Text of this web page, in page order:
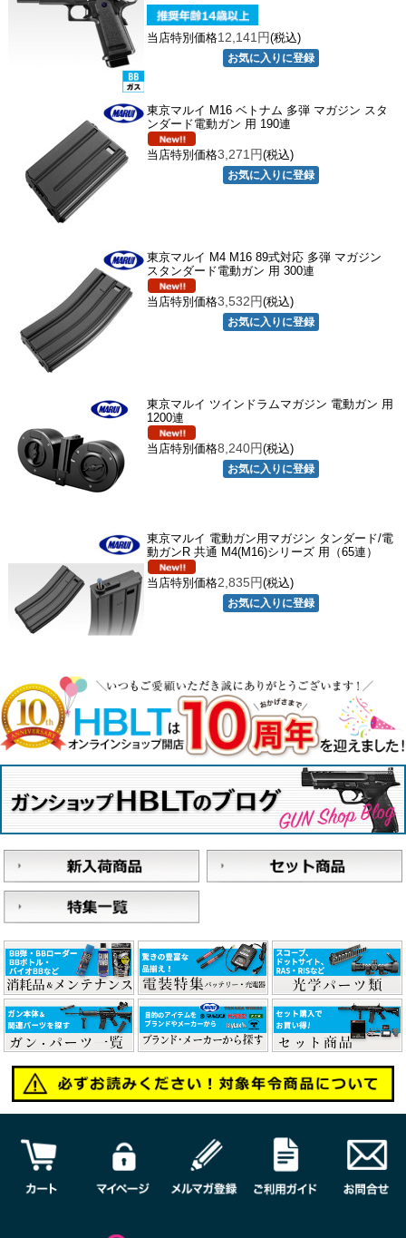
当店特別価格12,141円(税込)
東京マルイ M16 ベトナム 多弾 マガジン スタ
ンダード電動ガン 用 190連
当店特別価格3,271円(税込)
東京マルイ M4 M16 89式対応 多弾 マガジン
スタンダード電動ガン 用 300連
当店特別価格3,532円(税込)
東京マルイ ツインドラムマガジン 電動ガン 用
1200連
当店特別価格8,240円(税込)
東京マルイ 電動ガン用マガジン タンダード/電
動ガンR 共通 M4(M16)シリーズ 用（65連）
当店特別価格2,835円(税込)